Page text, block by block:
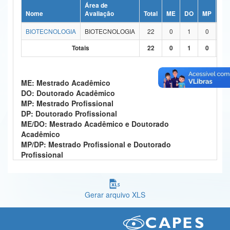
Ministério da Ciência, Tecnologia, Inovações e Comunicações
Ministério do Meio Ambiente
Controladoria-Geral da União
Ministério da Mulher, da Família e dos Direitos Humanos
Secretaria-Geral
Secretaria de Governo
Nome
Área de
Avaliação
Total ME DO MP
BIOTECNOLOGIA
BIOTECNOLOGIA 22 0 1 0
Totais
22 0 1 0
ME: Mestrado Acadêmico
DO: Doutorado Acadêmico
MP: Mestrado Profissional
DP: Doutorado Profissional
ME/DO: Mestrado Acadêmico e Doutorado
Acadêmico
MP/DP: Mestrado Profissional e Doutorado
Profissional
Gerar arquivo XLS